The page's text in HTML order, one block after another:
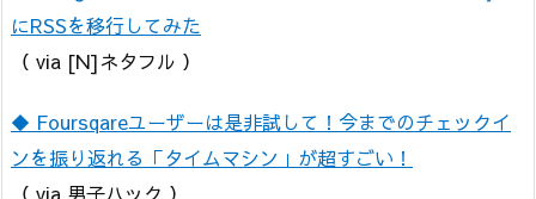
にRSSを移行してみた
（ via [N]ネタフル ）
◆ Foursqareユーザーは是非試して！今までのチェックイ
ンを振り返れる「タイムマシン」が超すごい！
（ via 男子ハック ）